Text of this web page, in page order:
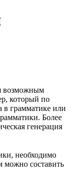
возможным
который по
в грамматике или
Более
генерация
необходимо
можно составить